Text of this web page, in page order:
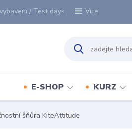
/ Test days Více
E-SHOP KURZ
šňůra KiteAttitude